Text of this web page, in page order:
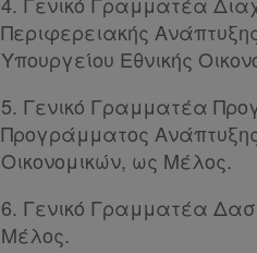
Περιφερειακής
Υπουργείου Εθνικής
5. Γενικό Γραμματέα
Προγράμματος Ανάπτυξης
Οικονομικών, ως Μέλος.
6. Γενικό Γραμματέα
Μέλος.